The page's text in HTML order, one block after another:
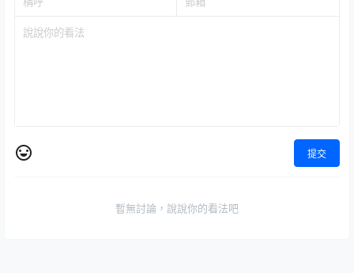
提交
暫無討論，說說你的看法吧